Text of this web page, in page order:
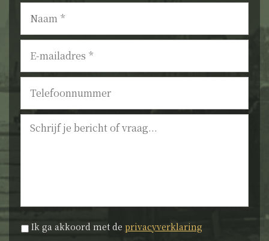
Naam *
E-
mailadres *
Telefoonnummer
Bericht
Privacyverklaring *
Ik ga akkoord met de privacyverklaring